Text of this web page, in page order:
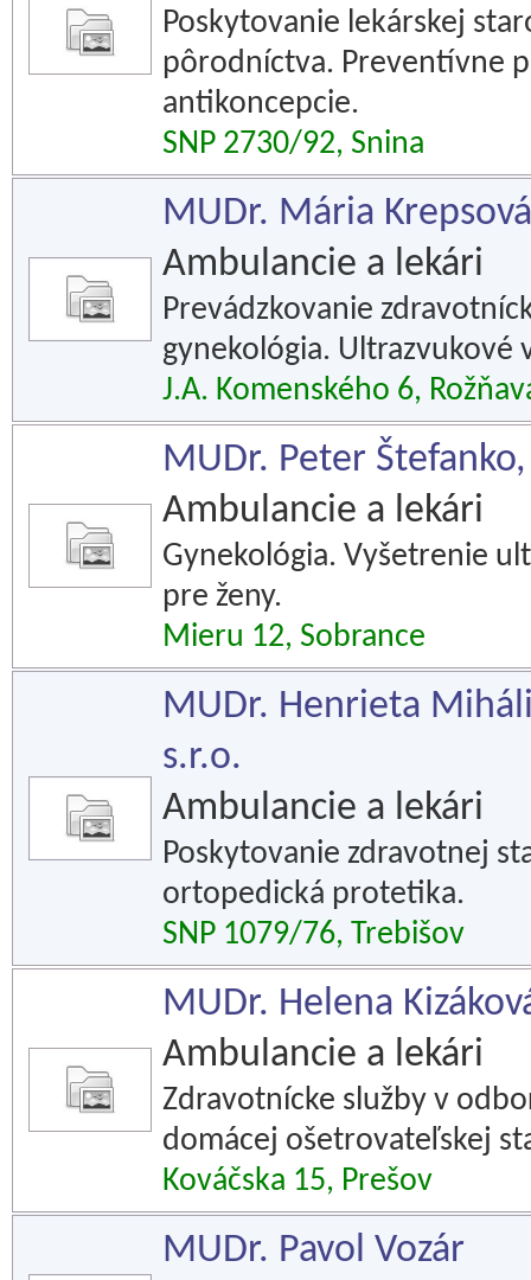
Poskytovanie lekárskej
pôrodníctva. Preventívne
antikoncepcie.
SNP 2730/92, Snina
MUDr. Mária
Ambulancie a lekári
Prevádzkovanie
gynekológia. Ultrazvukové
J.A. Komenského 6,
MUDr. Peter
Ambulancie a lekári
Gynekológia. Vyšetrenie
pre ženy.
Mieru 12, Sobrance
MUDr. Henrieta
s.r.o.
Ambulancie a lekári
Poskytovanie zdravotnej
ortopedická protetika.
SNP 1079/76, Trebišov
MUDr. Helena
Ambulancie a lekári
Zdravotnícke služby v
domácej ošetrovateľskej
Kováčska 15, Prešov
MUDr. Pavol Vozár